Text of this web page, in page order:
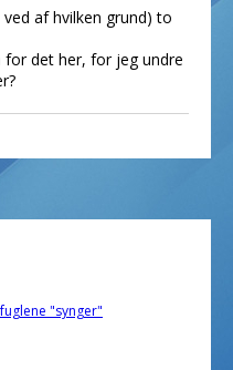
af hvilken grund) to
for det her, for jeg undre
"synger"